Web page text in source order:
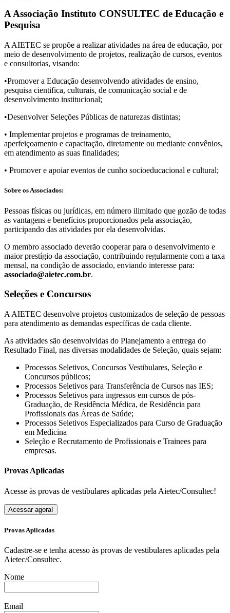
A Associação Instituto CONSULTEC de Educação e
Pesquisa
A AIETEC se propõe a realizar atividades na área de educação, por
meio de desenvolvimento de projetos, realização de cursos, eventos
e consultorias, visando:
•Promover a Educação desenvolvendo atividades de ensino,
pesquisa cientifica, culturais, de comunicação social e de
desenvolvimento institucional;
•Desenvolver Seleções Públicas de naturezas distintas;
• Implementar projetos e programas de treinamento,
aperfeiçoamento e capacitação, diretamente ou mediante convênios,
em atendimento as suas finalidades;
• Promover e apoiar eventos de cunho socioeducacional e cultural;
Sobre os Associados:
Pessoas fí­sicas ou jurí­dicas, em número ilimitado que gozão de todas
as vantagens e benefí­cios proporcionados pela associação,
participando das atividades por ela desenvolvidas.
O membro associado deverão cooperar para o desenvolvimento e
maior prestí­gio da associação, contribuindo regularmente com a taxa
mensal, na condição de associado, enviando interesse para:
associado@aietec.com.br.
Seleções e Concursos
A AIETEC desenvolve projetos customizados de seleção de pessoas
para atendimento as demandas específicas de cada cliente.
As atividades são desenvolvidas do Planejamento a entrega do
Resultado Final, nas diversas modalidades de Seleção, quais sejam:
Processos Seletivos, Concursos Vestibulares, Seleção e
Concursos públicos;
Processos Seletivos para Transferência de Cursos nas IES;
Processos Seletivos para ingressos em cursos de pós-
Graduação, de Residência Médica, de Residência para
Profissionais das Áreas de Saúde;
Processos Seletivos Especializados para Curso de Graduação
em Medicina
Seleção e Recrutamento de Profissionais e Trainees para
empresas.
Provas Aplicadas
Acesse às provas de vestibulares aplicadas pela Aietec/Consultec!
Acessar agora!
Provas Aplicadas
Cadastre-se e tenha acesso às provas de vestibulares aplicadas pela
Aietec/Consultec.
Nome
Email